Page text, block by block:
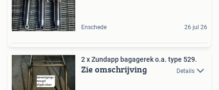
Enschede 26 jul 26
2 x Zundapp bagagerek o.a. type 529.
Zie omschrijving Details